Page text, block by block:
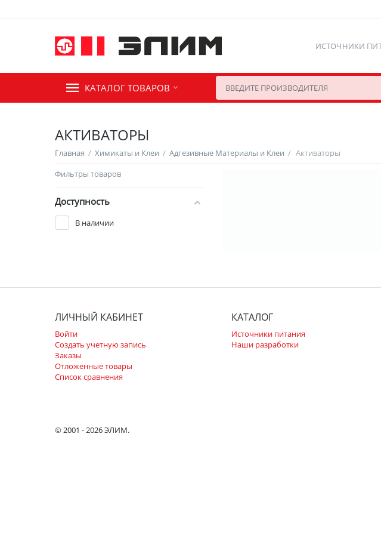
ИСТОЧНИКИ
КАТАЛОГ ТОВАРОВ
АКТИВАТОРЫ
Главная / Химикаты и Клеи / Адгезивные Материалы и Клеи / Активаторы
Фильтры товаров
Доступность
В наличии
ЛИЧНЫЙ КАБИНЕТ
Войти
Создать учетную запись
Заказы
Отложенные товары
Список сравнения
КАТАЛОГ
Источники питания
Наши разработки
© 2001 - 2026 ЭЛИМ.